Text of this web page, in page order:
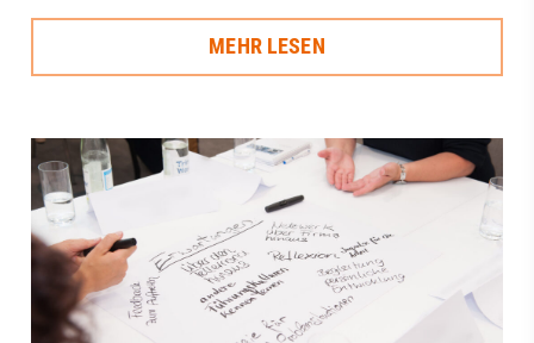
MEHR LESEN